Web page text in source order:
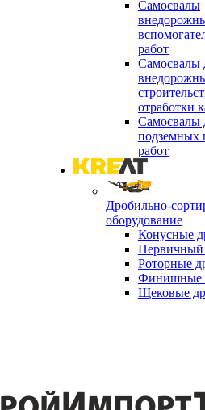
Самосвалы
работ
Самосвалы
отработки
Самосвалы
подземных
работ
Дробильно-
оборудование
Конусные
Первичный
Роторные
Финишные
Щековые